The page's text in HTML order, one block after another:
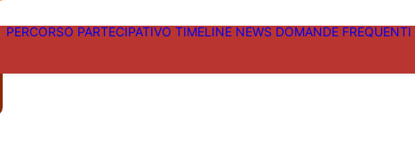
PERCORSO PARTECIPATIVO TIMELINE NEWS DOMANDE FREQUENTI